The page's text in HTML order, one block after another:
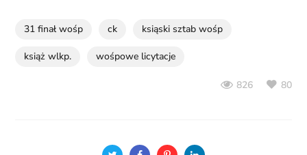
31 finał wośp ck ksiąski sztab wośp
książ wlkp. wośpowe licytacje
826 80